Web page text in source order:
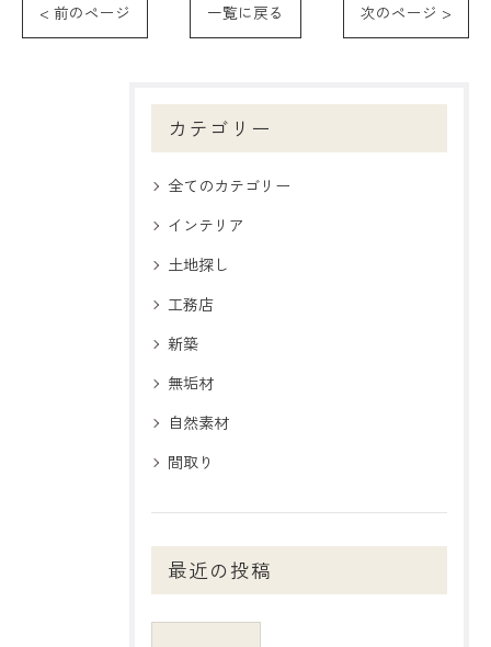
< 前のページ 一覧に戻る 次のページ >
カテゴリー
全てのカテゴリー
インテリア
土地探し
工務店
新築
無垢材
自然素材
間取り
最近の投稿